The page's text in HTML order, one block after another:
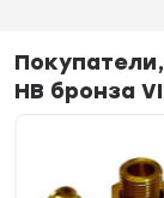
НВ бронза